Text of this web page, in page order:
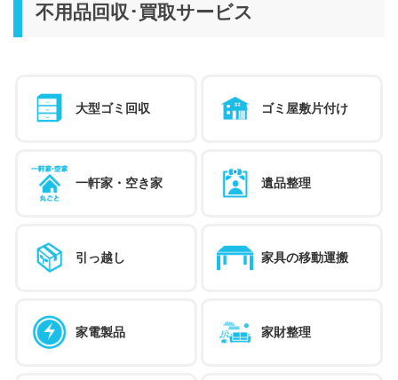
不用品回収･買取サービス
大型ゴミ回収 ゴミ屋敷片付け
一軒家・空き家 遺品整理
引っ越し 家具の移動運搬
家電製品 家財整理